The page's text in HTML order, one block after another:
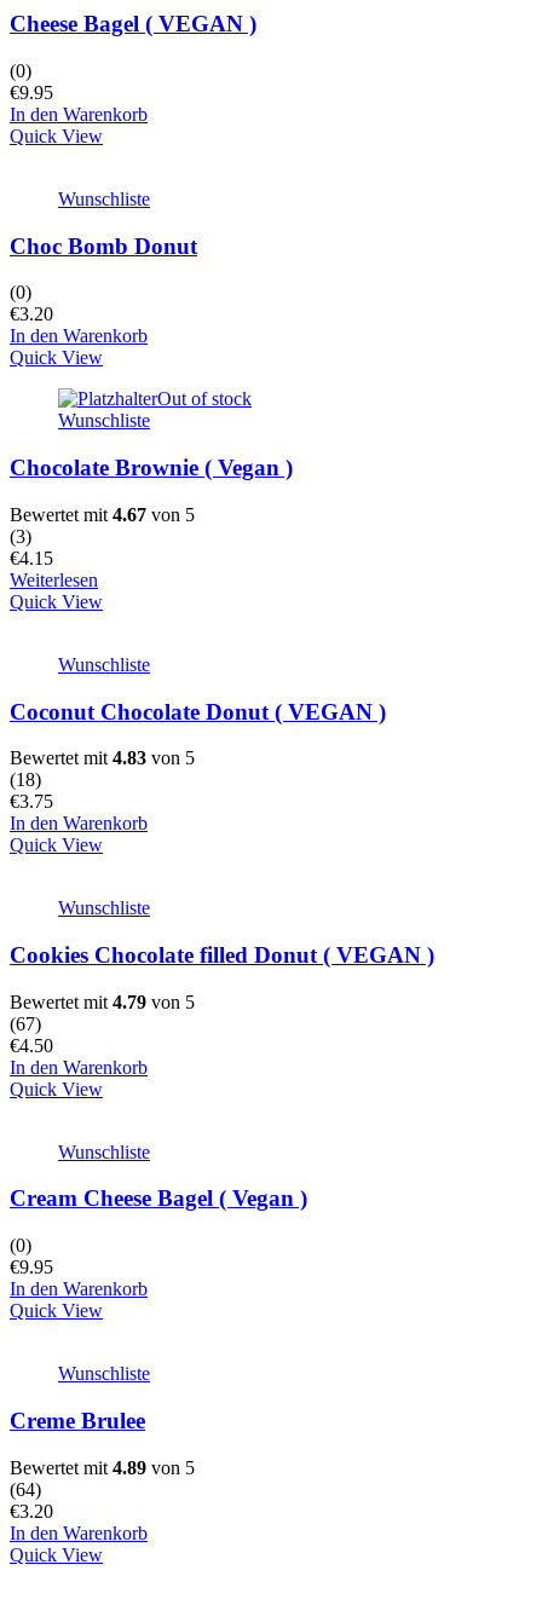
Cheese Bagel ( VEGAN )
(0)
€9.95
In den Warenkorb
Quick View
Wunschliste
Choc Bomb Donut
(0)
€3.20
In den Warenkorb
Quick View
Out of stock
Wunschliste
Chocolate Brownie ( Vegan )
Bewertet mit 4.67 von 5
(3)
€4.15
Weiterlesen
Quick View
Wunschliste
Coconut Chocolate Donut ( VEGAN )
Bewertet mit 4.83 von 5
(18)
€3.75
In den Warenkorb
Quick View
Wunschliste
Cookies Chocolate filled Donut ( VEGAN )
Bewertet mit 4.79 von 5
(67)
€4.50
In den Warenkorb
Quick View
Wunschliste
Cream Cheese Bagel ( Vegan )
(0)
€9.95
In den Warenkorb
Quick View
Wunschliste
Creme Brulee
Bewertet mit 4.89 von 5
(64)
€3.20
In den Warenkorb
Quick View